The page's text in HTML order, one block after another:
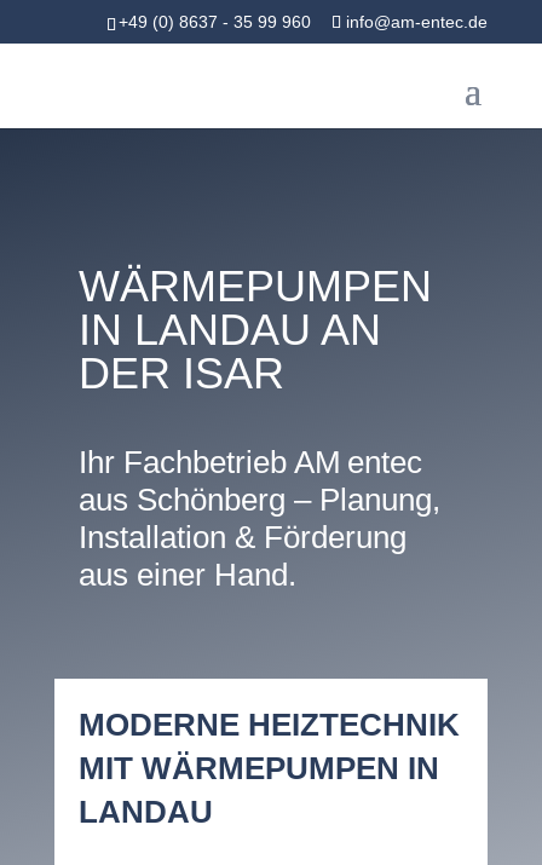
+49 (0) 8637 - 35 99 960 info@am-entec.de
WÄRMEPUMPEN
IN LANDAU AN
DER ISAR
Ihr Fachbetrieb AM entec
aus Schönberg – Planung,
Installation & Förderung
aus einer Hand.
MODERNE HEIZTECHNIK
MIT WÄRMEPUMPEN IN
LANDAU